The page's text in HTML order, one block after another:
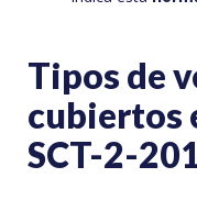
Tipos de
cubiertos
SCT-2-